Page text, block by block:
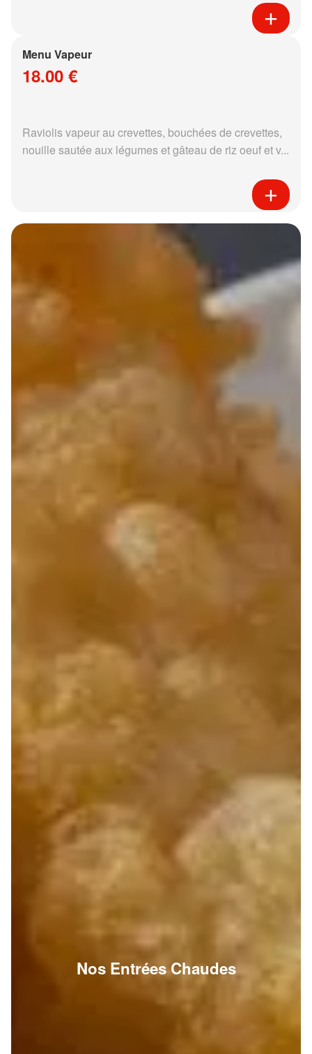
Menu Vapeur
18.00 €
Raviolis vapeur au crevettes, bouchées de crevettes,
nouille sautée aux légumes et gâteau de riz oeuf et v...
Nos Entrées Chaudes